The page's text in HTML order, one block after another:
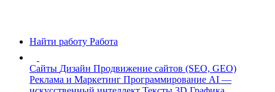
Найти работу Работа
Сайты Дизайн Продвижение сайтов (SEO, GEO)
Реклама и Маркетинг Программирование AI —